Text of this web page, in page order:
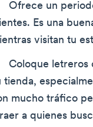
Ofrece un
Es una
visitan tu
Coloque
tienda,
mucho tráfico
a quienes